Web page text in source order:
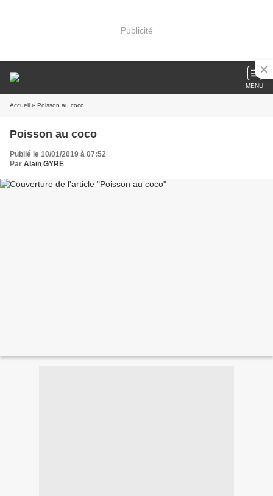
Publicité
MENU
Accueil » Poisson au coco
Poisson au coco
Publié le 10/01/2019 à 07:52
Par Alain GYRE